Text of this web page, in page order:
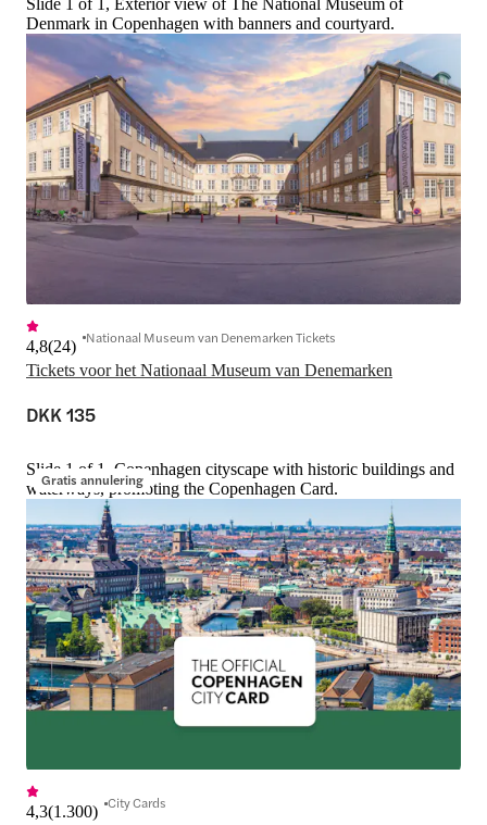
Denmark in Copenhagen with banners and courtyard.
Tickets voor het Nationaal Museum van Denemarken
4,8(24) Nationaal Museum van Denemarken Tickets
DKK 135
Gratis annulering
Slide 1 of 1, Copenhagen cityscape with historic buildings and
waterways, promoting the Copenhagen Card.
4,3(1.300) City Cards